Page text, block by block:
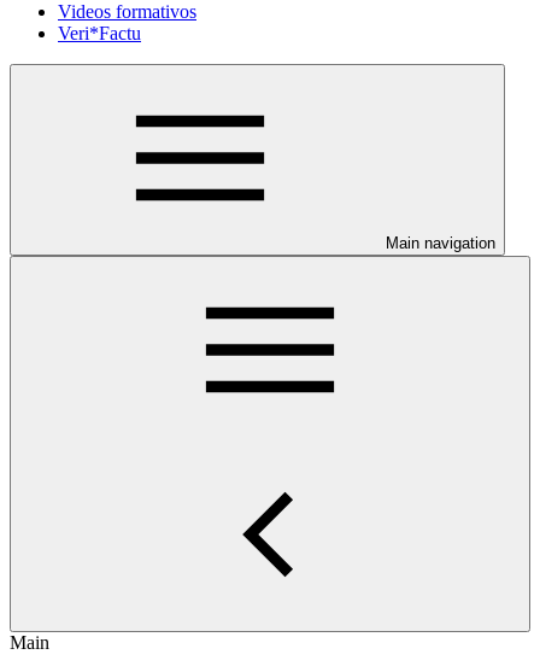
Videos formativos
Veri*Factu
Main navigation
Main